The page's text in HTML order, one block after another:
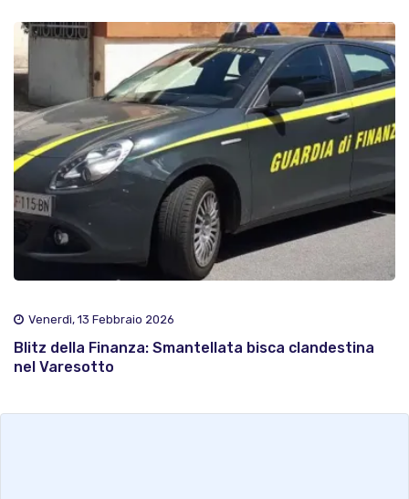
Venerdì, 13 Febbraio 2026
Blitz della Finanza: Smantellata bisca clandestina
nel Varesotto